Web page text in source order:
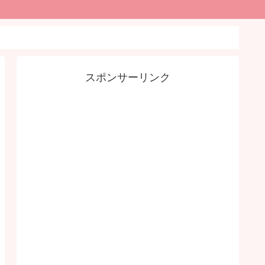
スポンサーリンク